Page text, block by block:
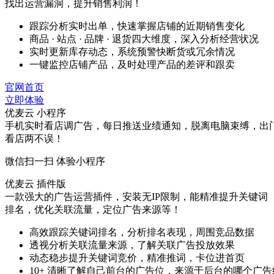
找出运营漏洞，提升销售利润！
跟踪分析实时出单，快速掌握店铺的近期销售变化
商品 · 站点 · 品牌 · 退货四大维度，深入分析经营状况
实时更新库存动态，系统预警快断货或冗余情况
一键监控店铺产品，及时处理产品的差评和跟卖
官网首页
立即体验
优麦云 小程序
手机实时看店调广告，每日推送业绩通知，脱离电脑束缚，出
看店两不误！
微信扫一扫 体验小程序
优麦云 插件版
一款强大的广告运营插件，安装无IP限制，能精准提升关键词
排名，优化关联流量，定位广告来源等！
高效跟踪关键词排名，分析排名表现，周围竞品数据
透视分析关联流量来源，了解关联广告投放效果
动态稳步提升关键词竞价，精准推词，卡位进首页
10+ 清晰了解自己前台的广告位，来源于后台的哪个广告